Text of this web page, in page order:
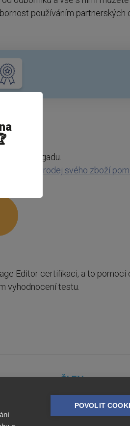
používáním partnerských
v Mergadu.
Zvyšte prodej svého zboží
Editor certifikaci, a to pomocí
vyhodnocení testu.
POVOLIT